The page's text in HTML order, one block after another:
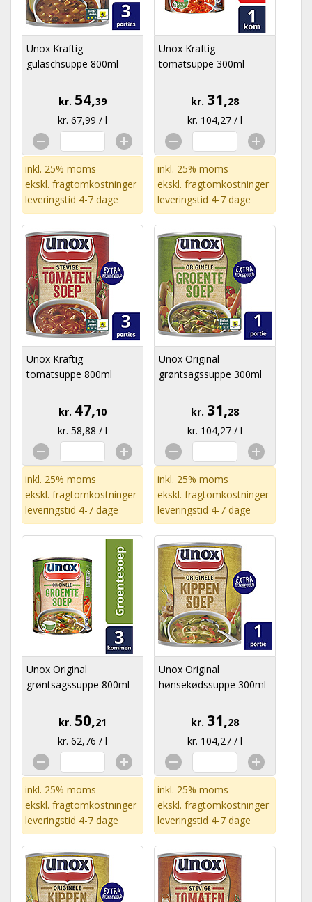
Unox Kraftig
gulaschsuppe 800ml
kr. 54,39
kr. 67,99 / l
inkl. 25% moms
ekskl. fragtomkostninger
leveringstid 4-7 dage
Unox Kraftig
tomatsuppe 300ml
kr. 31,28
kr. 104,27 / l
inkl. 25% moms
ekskl. fragtomkostninger
leveringstid 4-7 dage
Unox Kraftig
tomatsuppe 800ml
kr. 47,10
kr. 58,88 / l
inkl. 25% moms
ekskl. fragtomkostninger
leveringstid 4-7 dage
Unox Original
grøntsagssuppe 300ml
kr. 31,28
kr. 104,27 / l
inkl. 25% moms
ekskl. fragtomkostninger
leveringstid 4-7 dage
Unox Original
grøntsagssuppe 800ml
kr. 50,21
kr. 62,76 / l
inkl. 25% moms
ekskl. fragtomkostninger
leveringstid 4-7 dage
Unox Original
hønsekødssuppe 300ml
kr. 31,28
kr. 104,27 / l
inkl. 25% moms
ekskl. fragtomkostninger
leveringstid 4-7 dage